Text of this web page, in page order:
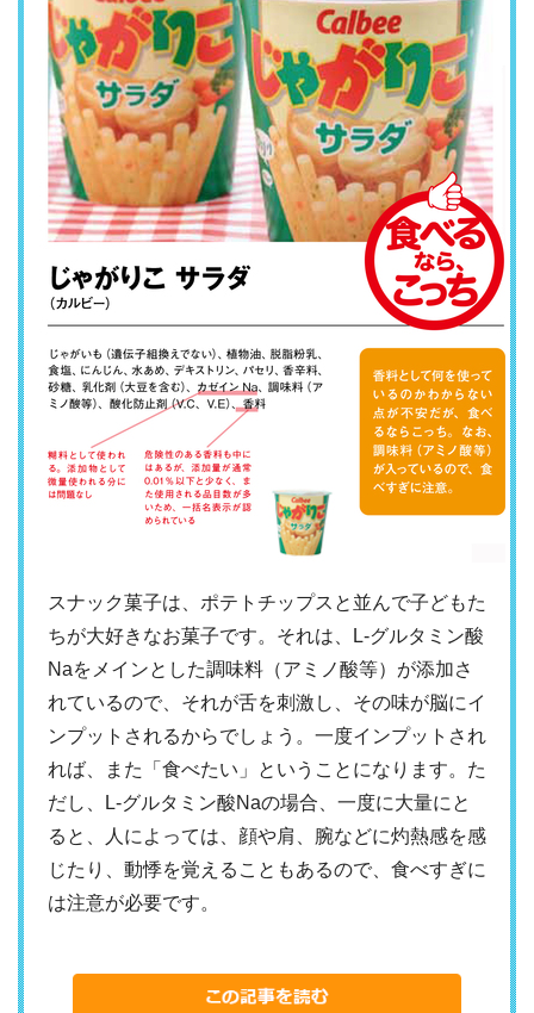
スナック菓子は、ポテトチップスと並んで子どもた
ちが大好きなお菓子です。それは、L-グルタミン酸
Naをメインとした調味料（アミノ酸等）が添加さ
れているので、それが舌を刺激し、その味が脳にイ
ンプットされるからでしょう。一度インプットされ
れば、また「食べたい」ということになります。た
だし、L-グルタミン酸Naの場合、一度に大量にと
ると、人によっては、顔や肩、腕などに灼熱感を感
じたり、動悸を覚えることもあるので、食べすぎに
は注意が必要です。